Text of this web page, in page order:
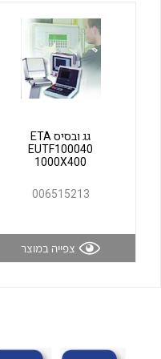
לכל מוצרי היצרן
גג ובסיס ETA
EUTF100040
1000X400
006515213
צפייה במוצר